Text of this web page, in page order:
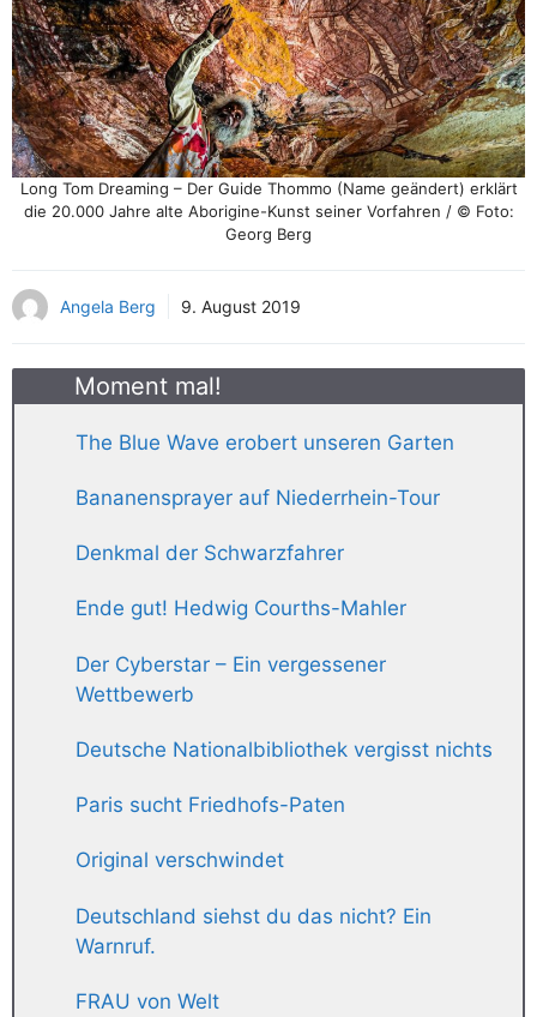
Long Tom Dreaming – Der Guide Thommo (Name geändert) erklärt
die 20.000 Jahre alte Aborigine-Kunst seiner Vorfahren / © Foto:
Georg Berg
Angela Berg 9. August 2019
Moment mal!
The Blue Wave erobert unseren Garten
Bananensprayer auf Niederrhein-Tour
Denkmal der Schwarzfahrer
Ende gut! Hedwig Courths-Mahler
Der Cyberstar – Ein vergessener
Wettbewerb
Deutsche Nationalbibliothek vergisst nichts
Paris sucht Friedhofs-Paten
Original verschwindet
Deutschland siehst du das nicht? Ein
Warnruf.
FRAU von Welt